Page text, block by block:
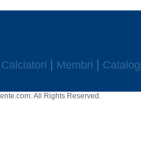
Calciatori Membri
All Rights Reserved.